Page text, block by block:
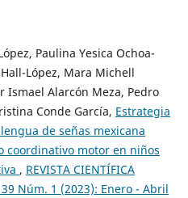
Paulina Yesica Ochoa-
López, Mara Michell
Ismael Alarcón Meza, Pedro
Conde García, Estrategia
de señas mexicana
coordinativo motor en niños
, REVISTA CIENTÍFICA
39 Núm. 1 (2023): Enero - Abril